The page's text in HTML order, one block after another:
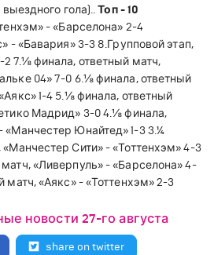
гола)..Топ - 10
»-«Барселона» 2-4
» -«Бавария»3-3 8.Групповой этап,
2 7.⅛ финала, ответный матч,
04»7-0 6.⅛ финала, ответный
Аякс»1-4 5.⅛ финала, ответный
Мадрид» 3-04.⅛ финала,
«Манчестер Юнайтед»1-33.¼
«Манчестер Сити»-«Тоттенхэм»4-3
«Ливерпуль»-«Барселона»4-
матч,«Аякс»-«Тоттенхэм»2-3
новости 27-го августа
share on twitter